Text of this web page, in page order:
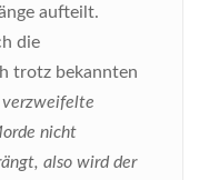
aufteilt.
die
trotz bekannten
verzweifelte
nicht
also wird der